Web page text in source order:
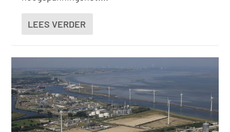
LEES VERDER